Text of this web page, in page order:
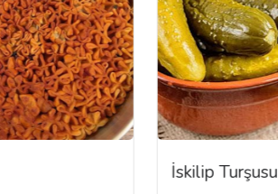
İskilip Turşusu